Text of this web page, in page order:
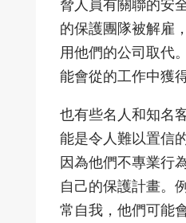
脅人員有關聯的安
的保護團隊被解雇
用他們的公司取代
能會從的工作中獲
也有些名人和知名
能是令人難以置信
因為他們不專業行
自己的保護計畫。
常自我，他們可能